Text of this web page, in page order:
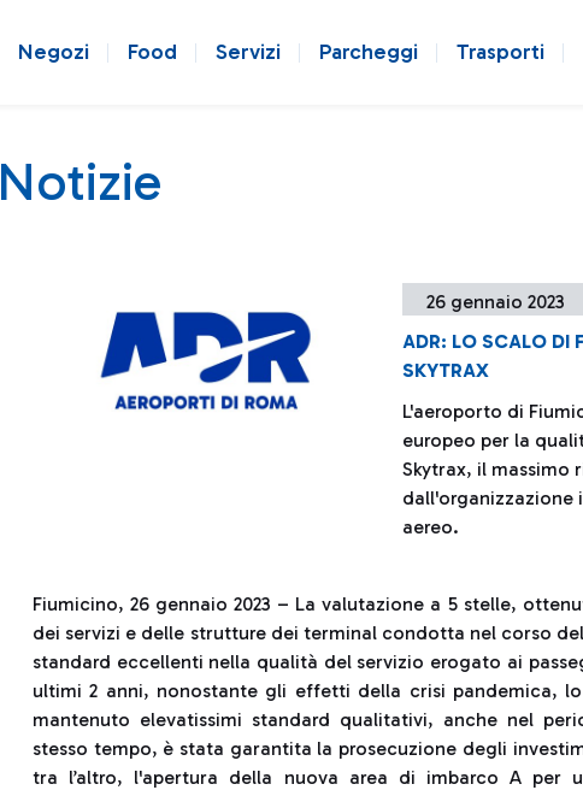
Negozi Food Servizi Parcheggi Trasporti
Notizie
26 gennaio 2023
ADR: LO SCALO DI
SKYTRAX
L'aeroporto di
europeo per la
Skytrax, il massimo
aereo.
Fiumicino, 26 gennaio 2023 – La valutazione a 5 stelle,
dei servizi e delle strutture dei terminal condotta nel corso
standard eccellenti nella qualità del servizio erogato ai
ultimi 2 anni, nonostante gli effetti della crisi pandemica,
mantenuto elevatissimi standard qualitativi, anche nel
stesso tempo, è stata garantita la prosecuzione degli
tra l’altro, l'apertura della nuova area di imbarco A per